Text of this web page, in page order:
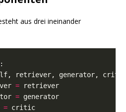
aus drei ineinander
=
=
=